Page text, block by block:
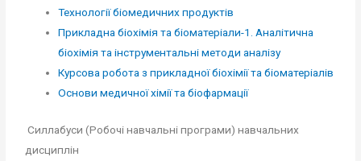
Технології біомедичних продуктів
Прикладна біохімія та біоматеріали-1. Аналітична
біохімія та інструментальні методи аналізу
Курсова робота з прикладної біохімії та біоматеріалів
Основи медичної хімії та біофармації
Силлабуси (Робочі навчальні програми) навчальних
дисциплін